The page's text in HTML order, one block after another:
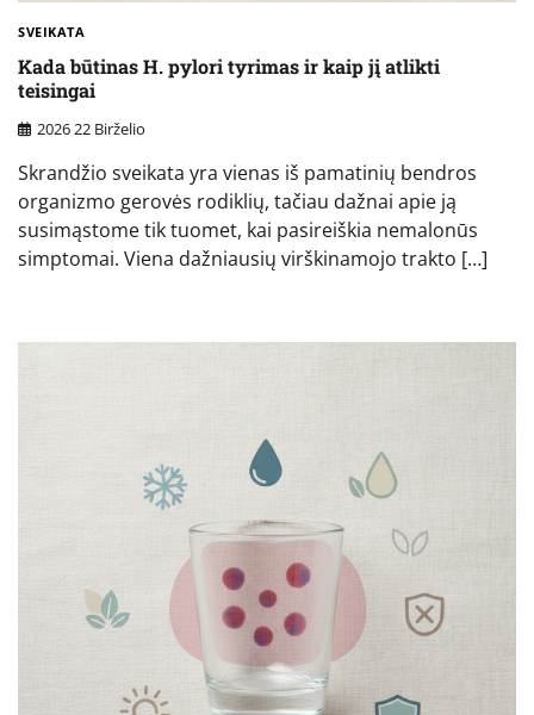
SVEIKATA
Kada būtinas H. pylori tyrimas ir kaip jį atlikti
teisingai
2026 22 Birželio
Skrandžio sveikata yra vienas iš pamatinių bendros
organizmo gerovės rodiklių, tačiau dažnai apie ją
susimąstome tik tuomet, kai pasireiškia nemalonūs
simptomai. Viena dažniausių virškinamojo trakto […]